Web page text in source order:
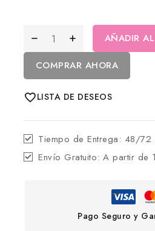
AÑADIR
COMPRAR AHORA
LISTA DE DESEOS
Tiempo de Entrega: 48/72
Envío Gratuito:A partir de
Pago Seguro y